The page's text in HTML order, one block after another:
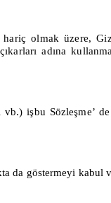
hariç olmak üzere,
adına
vb.) işbu Sözleşme’
da göstermeyi kabul